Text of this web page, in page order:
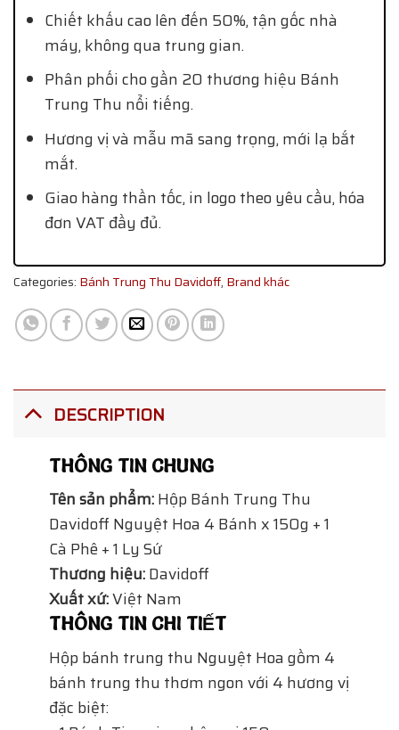
Chiết khấu cao lên đến 50%, tận gốc nhà
máy, không qua trung gian.
Phân phối cho gần 20 thương hiệu Bánh
Trung Thu nổi tiếng.
Hương vị và mẫu mã sang trọng, mới lạ bắt
mắt.
Giao hàng thần tốc, in logo theo yêu cầu, hóa
đơn VAT đầy đủ.
Categories: Bánh Trung Thu Davidoff, Brand khác
DESCRIPTION
THÔNG TIN CHUNG
Tên sản phẩm:Hộp Bánh Trung Thu
Davidoff Nguyệt Hoa 4 Bánh x 150g + 1
Cà Phê + 1 Ly Sứ
Thương hiệu:Davidoff
Xuất xứ:Việt Nam
THÔNG TIN CHI TIẾT
Hộp bánh trung thu Nguyệt Hoa gồm 4
bánh trung thu thơm ngon với 4 hương vị
đặc biệt: